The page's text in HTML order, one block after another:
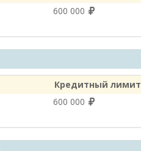
600 000
Кредитный лимит
600 000